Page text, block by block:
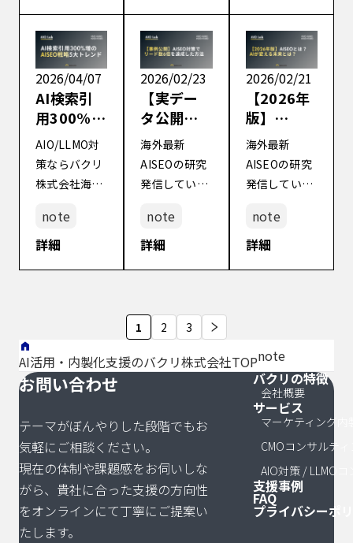
ChatGPTで
検索しても全
然出てこない
んだよね…」
こんな悩みを
抱えているマ
ーケターの
方、多いので
はないでしょ
[…]
B2B企業が実
際にAI
Overview対
策でAIトラフ
ィック
2,300%増加
を達成した具
体的な手法
[…]
年、Google
がモバイル検
索においてAI
Overviewか
らAI Modeへ
シームレスに
遷移できる機
能をグ […]
2026/04/07
AI検索引
用300%増
のAISEO
戦略5大ト
レンド
AIO/LLMO対
策ならバクリ
株式会社海外
研究発信して
いるBAKURI
「GEO（Gen
erative
Optimizatio
n）（AISE
[…]
note
詳細
2026/02/23
【実デー
タ公開】
GEO(AISE
O)対策で6
ヶ月後に
倍になっ
た企業の
全戦略
海外最新
AISEOの研究
発信している
会社です。 今
回は、実際に
n)(AISEO)対
策を実施し、
わずか6ヶ月
せた企業 […]
note
詳細
2026/02/21
【2026年
版】
GEO(AISE
O)とは？
AIが変え
未来を5分
で理解す
る
海外最新
AISEOの研究
発信している
会社です。
「SEOはもう
こんな不安が
広がっていま
す。 実際、
ChatGPTや
Perplexity、
note
詳細
投
稿
ー
ジ
送
り
1 2 3
AI活用・内製化支援のバクリ株式会社TOPnote
お問い合わせ
テーマがぼんやりした段階でもお
気軽にご相談ください。
現在の体制や課題感をお伺いしな
がら、貴社に合った支援の方向性
をオンラインにて丁寧にご提案い
たします。
サイトマッ
バクリの特徴
会社概要
サービス
マーケティング内
CMOコンサルテ
AIO対策 / LLMO
支援事例
FAQ
プライバシーポ